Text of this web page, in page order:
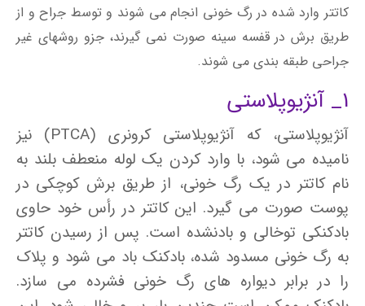
کاتتر وارد شده در رگ خونی انجام می شوند و توسط جراح و از
طریق برش در قفسه سینه صورت نمی گیرند، جزو روشهای غیر
جراحی طبقه بندی می شوند.
1_ آنژیوپلاستی
آنژیوپلاستی، که آنژیوپلاستی کرونری (PTCA) نیز
نامیده می شود، با وارد کردن یک لوله منعطف بلند به
نام کاتتر در یک رگ خونی، از طریق برش کوچکی در
پوست صورت می گیرد. این کاتتر در رأس خود حاوی
بادکنکی توخالی و بادنشده است. پس از رسیدن کاتتر
به رگ خونی مسدود شده، بادکنک باد می شود و پلاک
را در برابر دیواره های رگ خونی فشرده می سازد.